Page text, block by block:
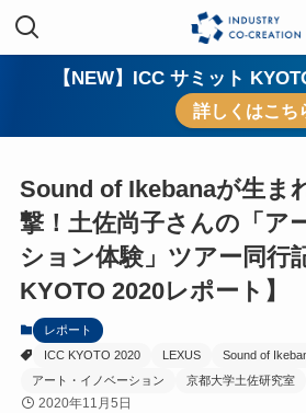
【NEW】ICC サミット
詳しくはこち
Sound of Ikebanaが生ま
撃！土佐尚子さんの「ア
ション体験」ツアー同行
KYOTO 2020レポート】
レポート
ICC KYOTO 2020
LEXUS
Sound of
アート・イノベーション
京都大学土佐研究室
2020年11月5日